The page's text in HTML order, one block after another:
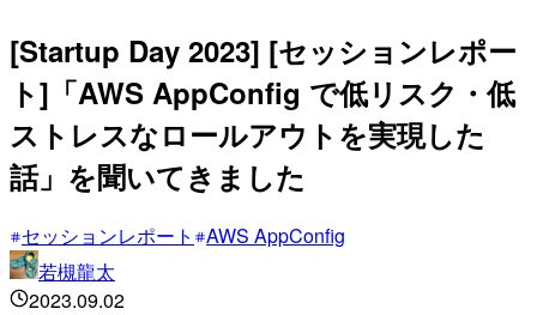
[Startup Day 2023] [セッションレポー
ト]「AWS AppConfig で低リスク・低
ストレスなロールアウトを実現した
話」を聞いてきました
セッションレポート
AWS AppConfig
若槻龍太
2023.09.02